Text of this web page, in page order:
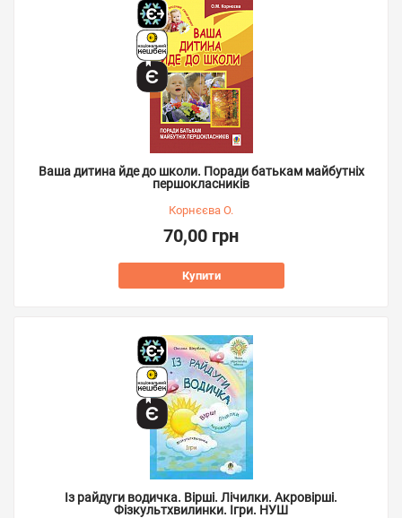
Ваша дитина йде до школи. Поради батькам майбутніх
першокласників
Корнєєва О.
70,00 грн
Купити
Із райдуги водичка. Вірші. Лічилки. Акровірші.
Фізкультхвилинки. Ігри. НУШ